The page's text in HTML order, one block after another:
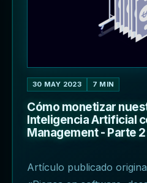
30 MAY 2023 7 MIN
Cómo monetizar
Inteligencia Artificial
Management - Parte
Artículo publicado